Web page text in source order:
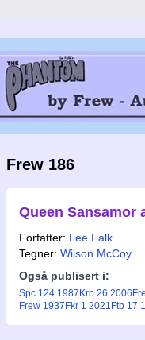
Frew 186
Queen Sansamor
Forfatter: Lee Falk
Tegner: Wilson McCoy
Også publisert i:
Spc 124 1987 Krb 26 2006
Frew 1937 Fkr 1 2021 Ftb 17